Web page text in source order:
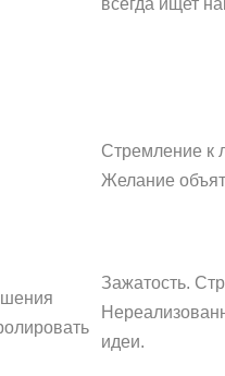
всегда ищет
Стремление к
Желание
Зажатость.
идеи.